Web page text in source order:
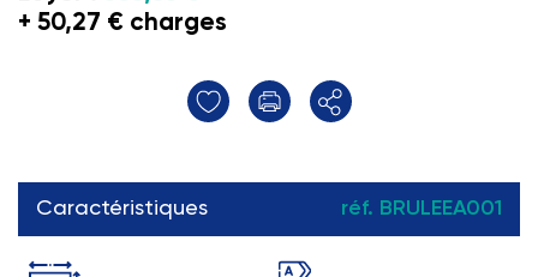
+ 50,27 € charges
Caractéristiques réf. BRULEEA001